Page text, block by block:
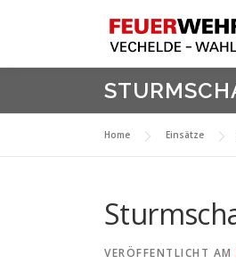
Home Einsätze
VERÖFFENTLICHT AM